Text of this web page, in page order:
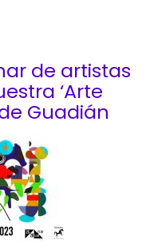
de artistas
‘Arte
Guadián